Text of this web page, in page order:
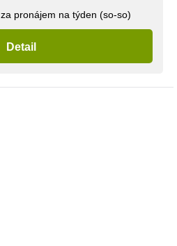
za pronájem na týden (so-so)
Detail